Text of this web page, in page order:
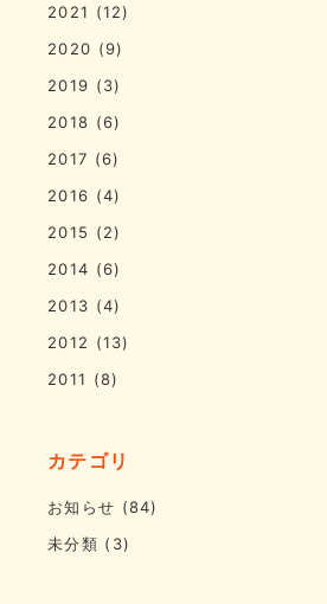
2021 (12)
2020 (9)
2019 (3)
2018 (6)
2017 (6)
2016 (4)
2015 (2)
2014 (6)
2013 (4)
2012 (13)
2011 (8)
カテゴリ
お知らせ (84)
未分類 (3)